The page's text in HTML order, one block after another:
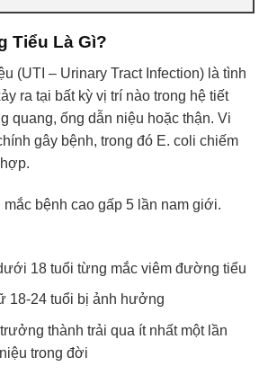
Tiểu Là Gì?
(UTI – Urinary Tract Infection) là tình
ra tại bất kỳ vị trí nào trong hệ tiết
quang, ống dẫn niệu hoặc thận. Vi
gây bệnh, trong đó E. coli chiếm
bệnh cao gấp 5 lần nam giới.
18 tuổi từng mắc viêm đường tiểu
18-24 tuổi bị ảnh hưởng
thành trải qua ít nhất một lần
trong đời